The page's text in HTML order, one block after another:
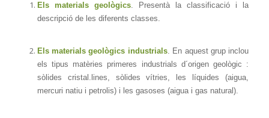
Els materials geològics. Presentà la classificació i la
descripció de les diferents classes.
Els materials geològics industrials. En aquest grup inclou
els tipus matèries primeres industrials d´origen geològic :
sòlides cristal.lines, sòlides vítries, les líquides (aigua,
mercuri natiu i petrolis) i les gasoses (aigua i gas natural).